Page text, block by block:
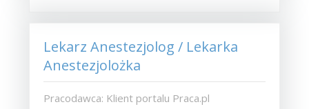
Lekarz Anestezjolog / Lekarka
Anestezjolożka
Pracodawca: Klient portalu Praca.pl